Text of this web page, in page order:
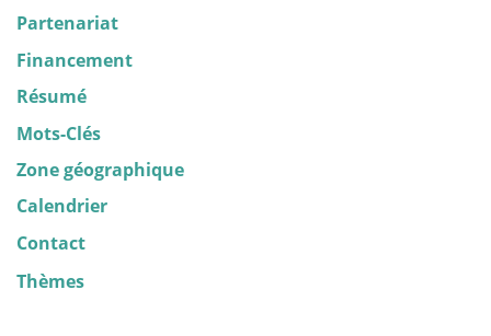
Partenariat
Financement
Résumé
Mots-Clés
Zone géographique
Calendrier
Contact
Thèmes